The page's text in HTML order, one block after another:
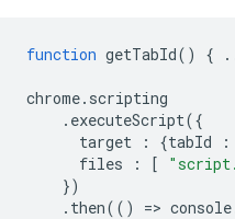
function getTabId() {
chrome. scripting
. executeScript({
target
: {tabId :
files
: [
})
. then(() => console